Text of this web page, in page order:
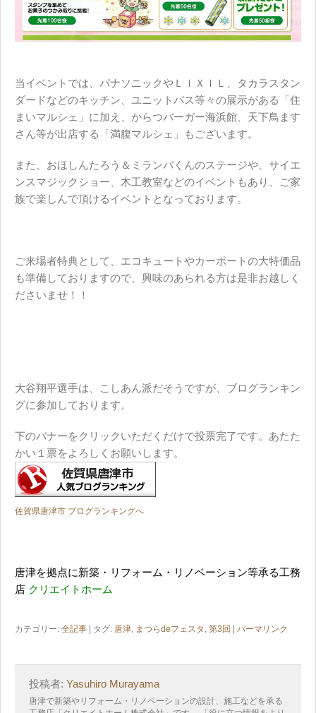
当イベントでは、パナソニックやＬＩＸＩＬ、タカラスタン
ダードなどのキッチン、ユニットバス等々の展示がある「住
まいマルシェ」に加え、からつバーガー海浜館、天下鳥ます
さん等が出店する「満腹マルシェ」もございます。
また、おほしんたろう＆ミランバくんのステージや、サイエ
ンスマジックショー、木工教室などのイベントもあり、ご家
族で楽しんで頂けるイベントとなっております。
ご来場者特典として、エコキュートやカーポートの大特価品
も準備しておりますので、興味のあられる方は是非お越しく
ださいませ！！
大谷翔平選手は、こしあん派だそうですが、ブログランキン
グに参加しております。
下のバナーをクリックいただくだけで投票完了です。あたた
かい１票をよろしくお願いします。
佐賀県唐津市 ブログランキングへ
唐津を拠点に新築・リフォーム・リノベーション等承る工務
店 クリエイトホーム
カテゴリー: 全記事 | タグ: 唐津 まつらdeフェスタ 第3回 | パーマリンク
投稿者: Yasuhiro Murayama
唐津で新築やリフォーム・リノベーションの設計、施工などを承る